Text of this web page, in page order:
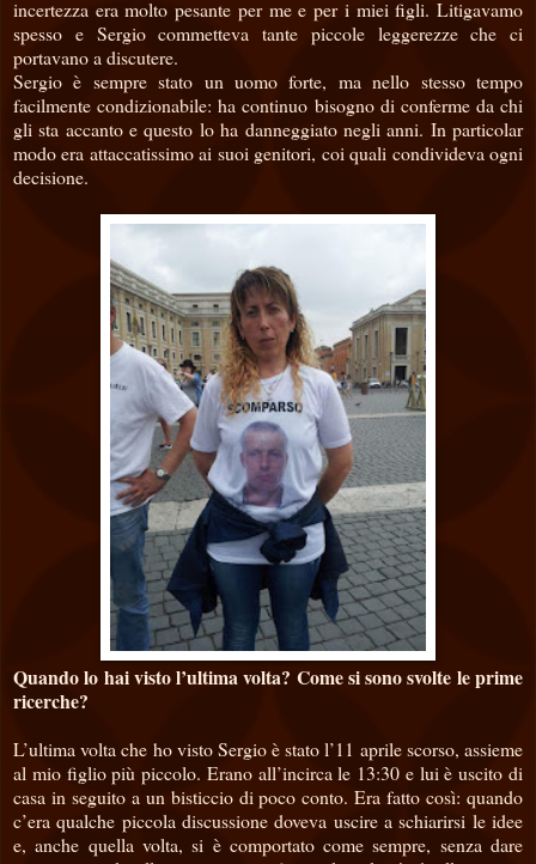
incertezza era molto pesante per me e per i miei figli. Litigavamo
spesso e Sergio commetteva tante piccole leggerezze che ci
portavano a discutere.
Sergio è sempre stato un uomo forte, ma nello stesso tempo
facilmente condizionabile: ha continuo bisogno di conferme da chi
gli sta accanto e questo lo ha danneggiato negli anni. In particolar
modo era attaccatissimo ai suoi genitori, coi quali condivideva ogni
decisione.
Quando lo hai visto l’ultima volta? Come si sono svolte le prime
ricerche?
L’ultima volta che ho visto Sergio è stato l’11 aprile scorso, assieme
al mio figlio più piccolo. Erano all’incirca le 13:30 e lui è uscito di
casa in seguito a un bisticcio di poco conto. Era fatto così: quando
c’era qualche piccola discussione doveva uscire a schiarirsi le idee
e, anche quella volta, si è comportato come sempre, senza dare